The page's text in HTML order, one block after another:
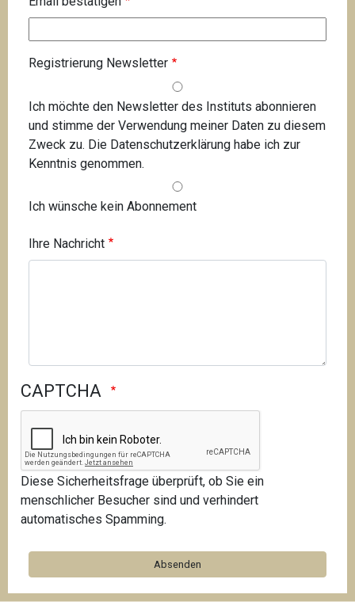
i
Registrierung Newsletter
Ich möchte den Newsletter des Instituts abonnieren
und stimme der Verwendung meiner Daten zu diesem
Zweck zu. Die Datenschutzerklärung habe ich zur
Kenntnis genommen.
Ich wünsche kein Abonnement
Ihre Nachricht
CAPTCHA
Diese Sicherheitsfrage überprüft, ob Sie ein
menschlicher Besucher sind und verhindert
automatisches Spamming.